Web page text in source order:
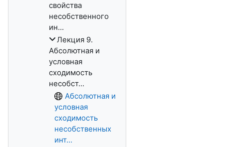
свойства
несобственного
ин...
Лекция 9.
Абсолютная и
условная
сходимость
несобст...
Абсолютная и
условная
сходимость
несобственных
инт...